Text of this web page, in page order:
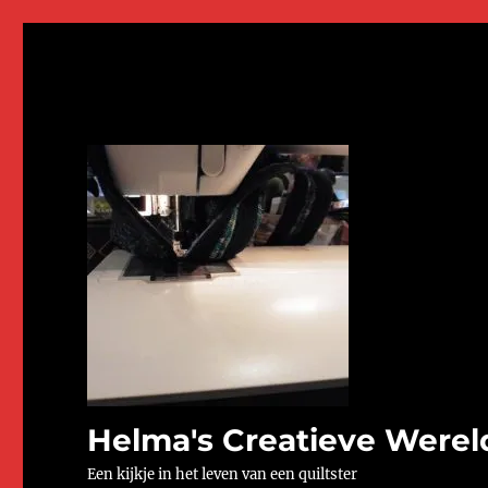
Helma's Creatieve
Een kijkje in het leven van een quiltster